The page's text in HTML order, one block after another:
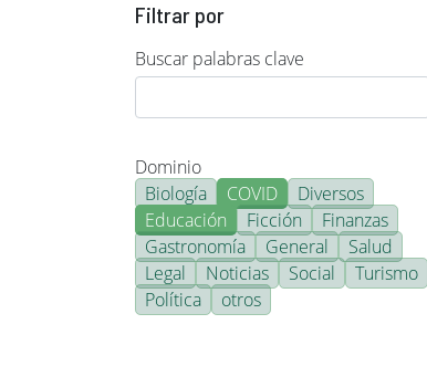
Filtrar por
Buscar palabras clave
Dominio
Biología
COVID
Diversos
Educación
Ficción
Finanzas
Gastronomía
General
Salud
Legal
Noticias Social
Turismo
Política
otros